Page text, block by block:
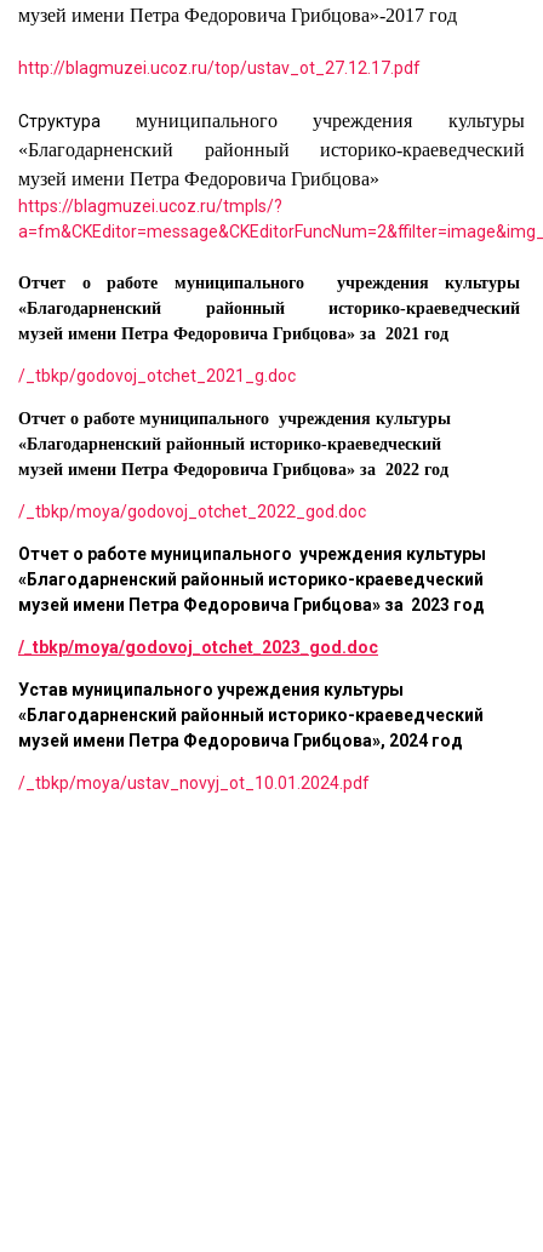
музей имени Петра Федоровича Грибцова»-2017 год
http://blagmuzei.ucoz.ru/top/ustav_ot_27.12.17.pdf
Структура муниципального учреждения культуры
«Благодарненский районный историко-краеведческий
музей имени Петра Федоровича Грибцова»
https://blagmuzei.ucoz.ru/tmpls/?
Отчет о работе муниципального учреждения культуры
«Благодарненский районный историко-краеведческий
музей имени Петра Федоровича Грибцова» за 2021 год
/_tbkp/godovoj_otchet_2021_g.doc
Отчет о работе муниципального учреждения культуры
«Благодарненский районный историко-краеведческий
музей имени Петра Федоровича Грибцова» за 2022 год
/_tbkp/moya/godovoj_otchet_2022_god.doc
Отчет о работе муниципального учреждения культуры
«Благодарненский районный историко-краеведческий
музей имени Петра Федоровича Грибцова» за 2023 год
/_tbkp/moya/godovoj_otchet_2023_god.doc
Устав муниципального учреждения культуры
«Благодарненский районный историко-краеведческий
музей имени Петра Федоровича Грибцова», 2024 год
/_tbkp/moya/ustav_novyj_ot_10.01.2024.pdf